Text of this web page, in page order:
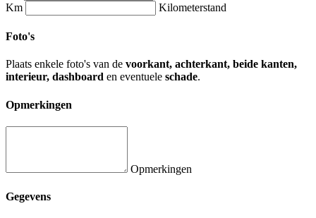
Km
Kilometerstand
Foto's
Plaats enkele foto's van de voorkant, achterkant, beide kanten,
interieur, dashboard en eventuele schade.
Opmerkingen
Opmerkingen
Gegevens